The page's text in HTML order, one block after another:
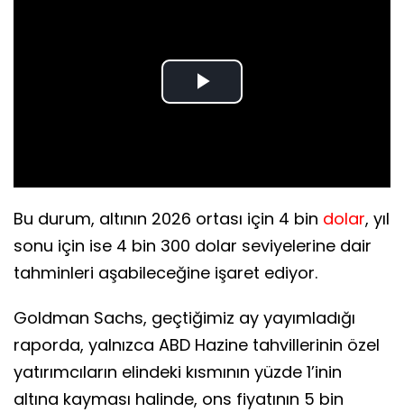
Play
Bu durum, altının 2026 ortası için 4 bin dolar, yıl
sonu için ise 4 bin 300 dolar seviyelerine dair
tahminleri aşabileceğine işaret ediyor.
Goldman Sachs, geçtiğimiz ay yayımladığı
raporda, yalnızca ABD Hazine tahvillerinin özel
yatırımcıların elindeki kısmının yüzde 1’inin
altına kayması halinde, ons fiyatının 5 bin